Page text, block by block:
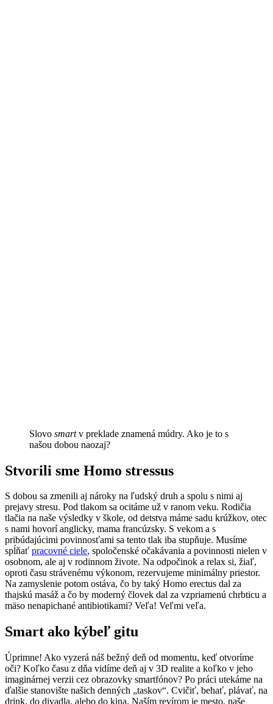
Slovo smartv preklade znamená múdry. Ako je to s
našou dobou naozaj?
Stvorili sme Homo stressus
S dobou sa zmenili aj nároky na ľudský druh a spolu s nimi aj
prejavy stresu. Pod tlakom sa ocitáme už v ranom veku. Rodičia
tlačia na naše výsledky v škole, od detstva máme sadu krúžkov, otec
s nami hovorí anglicky, mama francúzsky. S vekom a s
pribúdajúcimi povinnosťami sa tento tlak iba stupňuje. Musíme
spĺňať pracovné ciele, spoločenské očakávania a povinnosti nielen v
osobnom, ale aj v rodinnom živote. Na odpočinok a relax si, žiaľ,
oproti času strávenému výkonom, rezervujeme minimálny priestor.
Na zamyslenie potom ostáva, čo by taký Homo erectus dal za
thajskú masáž a čo by moderný človek dal za vzpriamenú chrbticu a
mäso nenapichané antibiotikami? Veľa! Veľmi veľa.
Smart ako kýbeľ gitu
Úprimne! Ako vyzerá náš bežný deň od momentu, keď otvoríme
oči? Koľko času z dňa vidíme deň aj v 3D realite a koľko v jeho
imaginárnej verzii cez obrazovky smartfónov? Po práci utekáme na
ďalšie stanovište našich denných „taskov“. Cvičiť, behať, plávať, na
drink, do divadla, alebo do kina. Naším revírom je mesto, naše